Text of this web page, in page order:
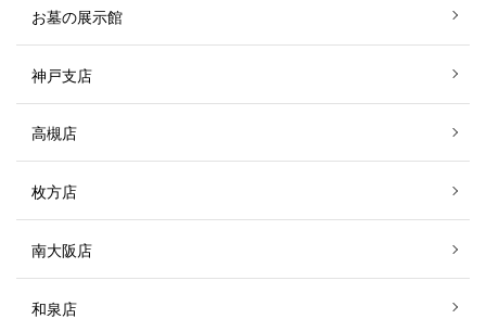
お墓の展示館
神戸支店
高槻店
枚方店
南大阪店
和泉店